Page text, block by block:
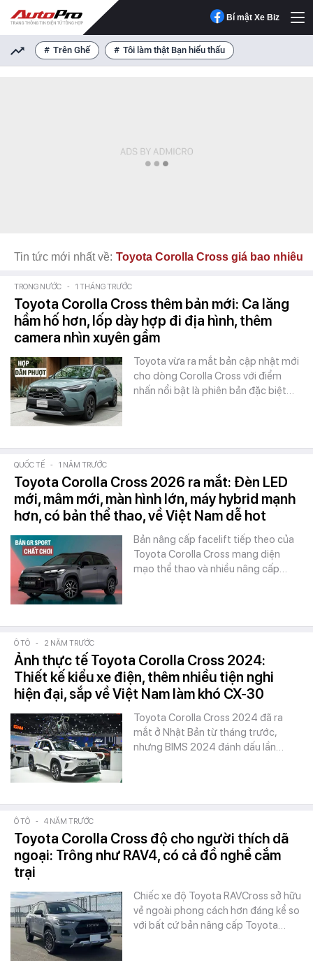
Bí mật Xe Biz
Trên Ghế Tôi làm thật Bạn hiểu thấu
Tin tức mới nhất về: Toyota Corolla Cross giá bao nhiêu
TRONG NƯỚC - 1 THÁNG TRƯỚC
Toyota Corolla Cross thêm bản mới: Ca lăng
hầm hố hơn, lốp dày hợp đi địa hình, thêm
camera nhìn xuyên gầm
Toyota vừa ra mắt bản cập nhật mới
cho dòng Corolla Cross với điểm
nhấn nổi bật là phiên bản đặc biệt…
QUỐC TẾ - 1 NĂM TRƯỚC
Toyota Corolla Cross 2026 ra mắt: Đèn LED
mới, mâm mới, màn hình lớn, máy hybrid mạnh
hơn, có bản thể thao, về Việt Nam dễ hot
Bản nâng cấp facelift tiếp theo của
Toyota Corolla Cross mang diện
mạo thể thao và nhiều nâng cấp…
Ô TÔ - 2 NĂM TRƯỚC
Ảnh thực tế Toyota Corolla Cross 2024:
Thiết kế kiểu xe điện, thêm nhiều tiện nghi
hiện đại, sắp về Việt Nam làm khó CX-30
Toyota Corolla Cross 2024 đã ra
mắt ở Nhật Bản từ tháng trước,
nhưng BIMS 2024 đánh dấu lần…
Ô TÔ - 4 NĂM TRƯỚC
Toyota Corolla Cross độ cho người thích dã
ngoại: Trông như RAV4, có cả đồ nghề cắm
trại
Chiếc xe độ Toyota RAVCross sở hữu
vẻ ngoài phong cách hơn đáng kể so
với bất cứ bản nâng cấp Toyota…